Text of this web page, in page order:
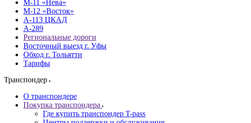
М-11 «Нева»
М-12 «Восток»
А-113 ЦКАД
А-289
Региональные дороги
Восточный выезд г. Уфы
Обход г. Тольятти
Тарифы
Транспондер
О транспондере
Покупка транспондера
Где купить транспондер T-pass